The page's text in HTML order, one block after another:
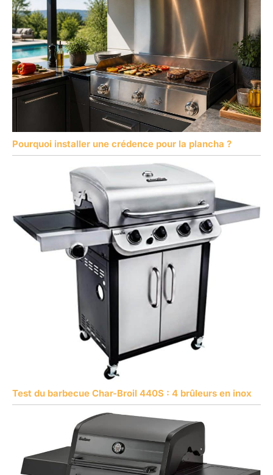
Pourquoi installer une crédence pour la plancha ?
Test du barbecue Char-Broil 440S : 4 brûleurs en inox